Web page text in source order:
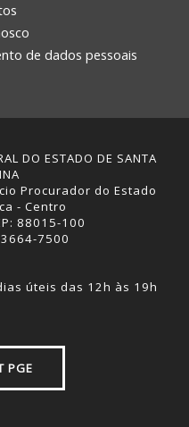
de dados pessoais
DO ESTADO DE SANTA
Procurador do Estado
- Centro
88015-100
7500
dias úteis das 12h às 19h
PGE